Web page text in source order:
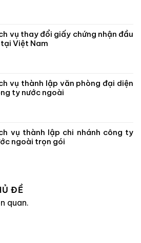
vụ thay đổi giấy chứng nhận đầu
Việt Nam
vụ thành lập văn phòng đại diện
ty nước ngoài
vụ thành lập chi nhánh công ty
ngoài trọn gói
ĐỀ
quan.